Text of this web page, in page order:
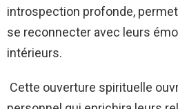
introspection profonde,
se reconnecter avec leurs
intérieurs.
Cette ouverture spirituelle